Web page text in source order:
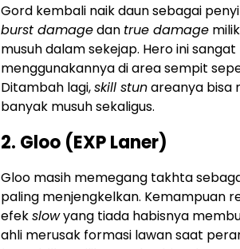
Gord kembali naik daun sebagai
burst damagedan true damage
musuh dalam sekejap. Hero ini
menggunakannya di area sempit
Ditambah lagi,skill stunareanya bisa
banyak musuh sekaligus.
2. Gloo (EXP Laner)
Gloo masih memegang takhta
paling menjengkelkan. Kemampuan
efekslowyang tiada habisnya
ahli merusak formasi lawan saat